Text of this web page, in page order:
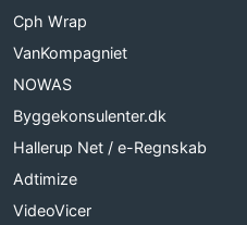
Cph Wrap
VanKompagniet
NOWAS
Byggekonsulenter.dk
Hallerup Net / e-Regnskab
Adtimize
VideoVicer